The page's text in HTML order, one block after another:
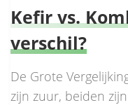
Kefir vs.
verschil?
De Grote
zijn zuur, beiden